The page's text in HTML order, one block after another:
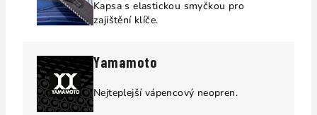
Kapsa s elastickou smyčkou pro
zajištění klíče.
Yamamoto
Nejteplejší vápencový neopren.